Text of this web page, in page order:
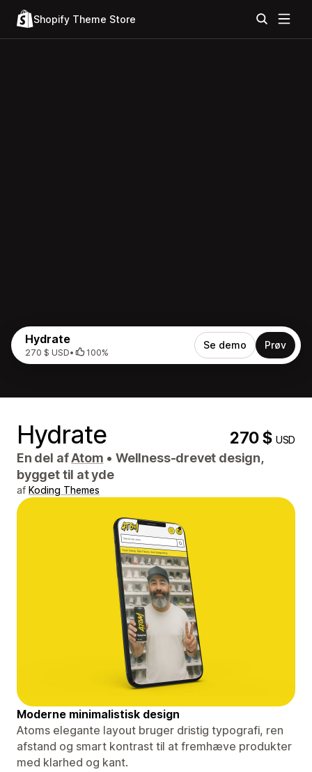
Shopify Theme Store
Hydrate
270 $ USD• 100%
Se demo Prøv
Hydrate 270 $USD
En del afAtom • Wellness-drevet design,
bygget til at yde
af Koding Themes
Moderne minimalistisk design
Atoms elegante layout bruger dristig typografi, ren
afstand og smart kontrast til at fremhæve produkter
med klarhed og kant.